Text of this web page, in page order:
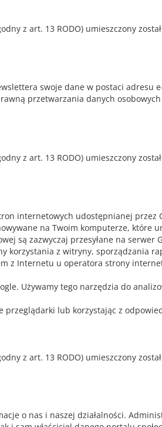
z art. 13 RODO) umieszczony
swoje dane w postaci adresu
przetwarzania danych
z art. 13 RODO) umieszczony
internetowych udostępnianej przez
na Twoim komputerze, które
są zazwyczaj przesyłane na serwer
korzystania z witryny, sporządzania
z Internetu u operatora strony
Używamy tego narzędzia do
lub korzystając z
z art. 13 RODO) umieszczony
o nas i naszej działalności.